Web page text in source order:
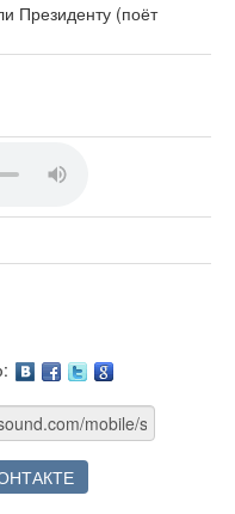
Президенту (поёт